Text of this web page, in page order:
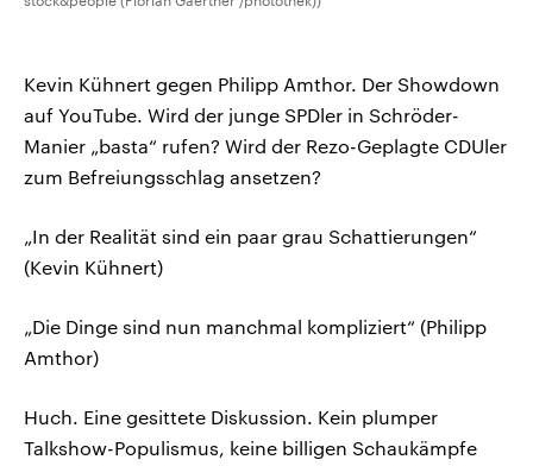
Kevin Kühnert gegen Philipp Amthor. Der Showdown
auf YouTube. Wird der junge SPDler in Schröder-
Manier „basta“ rufen? Wird der Rezo-Geplagte CDUler
zum Befreiungsschlag ansetzen?
„In der Realität sind ein paar grau Schattierungen“
(Kevin Kühnert)
„Die Dinge sind nun manchmal kompliziert“ (Philipp
Amthor)
Huch. Eine gesittete Diskussion. Kein plumper
Talkshow-Populismus, keine billigen Schaukämpfe